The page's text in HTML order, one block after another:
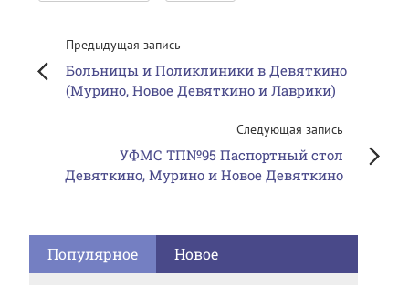
Предыдущая запись
Больницы и Поликлиники в Девяткино
(Мурино, Новое Девяткино и Лаврики)
Следующая запись
УФМС ТП№95 Паспортный стол
Девяткино, Мурино и Новое Девяткино
Популярное Новое